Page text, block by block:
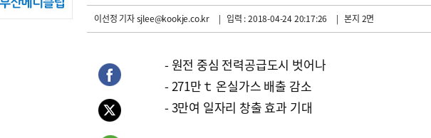
이선정 기자sjlee@kookje.co.kr | 입력 : 2018-04-24 20:17:26 | 본지 2면
- 원전 중심 전력공급도시 벗어나
- 271만ｔ 온실가스 배출 감소
- 3만여 일자리 창출 효과 기대